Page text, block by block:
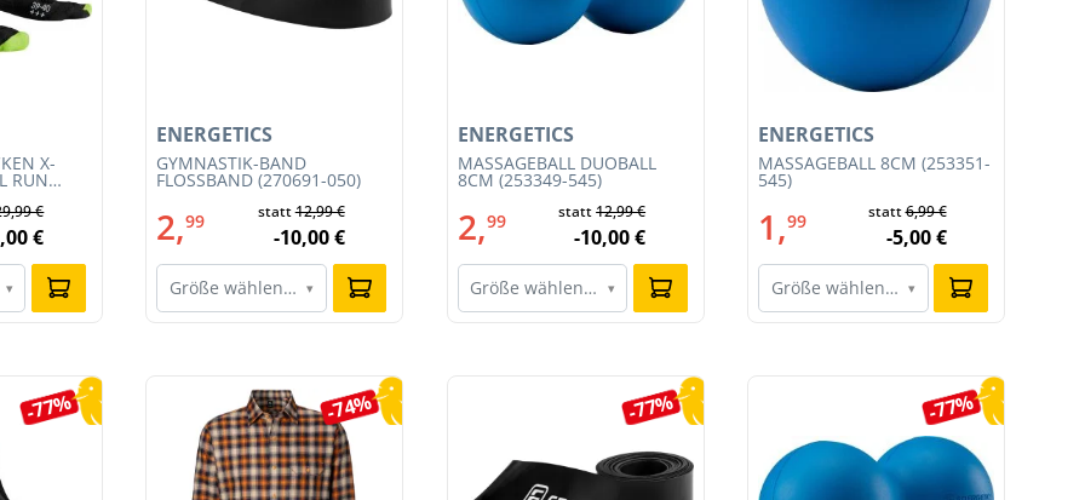
X-
RUN
€
€
▾
GYMNASTIK-BAND
FLOSSBAND (270691-050)
ENERGETICS
2,99 statt12,99 €
-10,00 €
Größe wählen… ▾
MASSAGEBALL DUOBALL
8CM (253349-545)
ENERGETICS
2,99 statt12,99 €
-10,00 €
Größe wählen… ▾
MASSAGEBALL 8CM (253351-
545)
ENERGETICS
1,99 statt6,99 €
-5,00 €
Größe wählen… ▾
-77% -74% -77% -77%